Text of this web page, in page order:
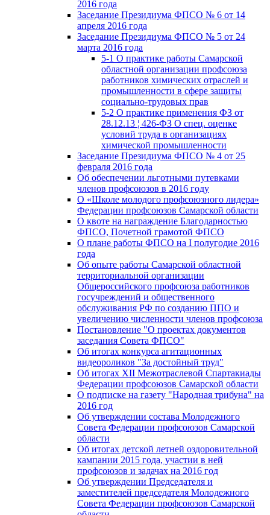
2016 года
Заседание Президиума ФПСО № 6 от 14
апреля 2016 года
Заседание Президиума ФПСО № 5 от 24
марта 2016 года
5-1 О практике работы Самарской
областной организации профсоюза
работников химических отраслей и
промышленности в сфере защиты
социально-трудовых прав
5-2 О практике применения ФЗ от
28.12.13 ¦ 426-ФЗ О спец. оценке
условий труда в организациях
химической промышленности
Заседание Президиума ФПСО № 4 от 25
февраля 2016 года
Об обеспечении льготными путевками
членов профсоюзов в 2016 году
О «Школе молодого профсоюзного лидера»
Федерации профсоюзов Самарской области
О квоте на награждение Благодарностью
ФПСО, Почетной грамотой ФПСО
О плане работы ФПСО на I полугодие 2016
года
Об опыте работы Самарской областной
территориальной организации
Общероссийского профсоюза работников
госучреждений и общественного
обслуживания РФ по созданию ППО и
увеличению численности членов профсоюза
Постановление "О проектах документов
заседания Совета ФПСО"
Об итогах конкурса агитационных
видеороликов "За достойный труд"
Об итогах XII Межотраслевой Спартакиады
Федерации профсоюзов Самарской области
О подписке на газету "Народная трибуна" на
2016 год
Об утверждении состава Молодежного
Совета Федерации профсоюзов Самарской
области
Об итогах детской летней оздоровительной
кампании 2015 года, участии в ней
профсоюзов и задачах на 2016 год
Об утверждении Председателя и
заместителей председателя Молодежного
Совета Федерации профсоюзов Самарской